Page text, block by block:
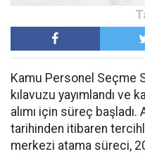
Kamu Personel Seçme
kılavuzu yayımlandı ve
alımı için süreç
tarihinden itibaren
merkezi atama süreci,